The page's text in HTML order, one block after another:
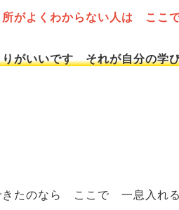
がよくわからない人は ここ
がいいです それが自分の学
きたのなら ここで 一息入れ